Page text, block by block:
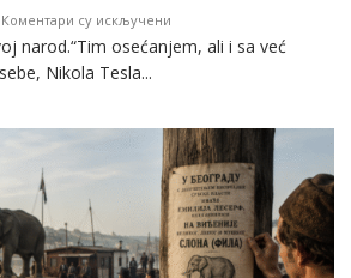
Коментари су искључени
Nikola
Beogradu
narod.“Tim osećanjem, ali i sa već
Nikola Tesla...